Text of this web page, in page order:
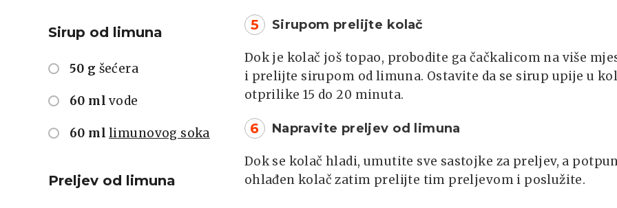
Sirup od limuna
50 g šećera
60 ml vode
60 ml limunovog soka
Preljev od limuna
5 Sirupom prelijte kolač
Dok je kolač još topao, probodite ga čačkalicom na više
i prelijte sirupom od limuna. Ostavite da se sirup upije u
otprilike 15 do 20 minuta.
6 Napravite preljev od limuna
Dok se kolač hladi, umutite sve sastojke za preljev, a
ohlađen kolač zatim prelijte tim preljevom i poslužite.